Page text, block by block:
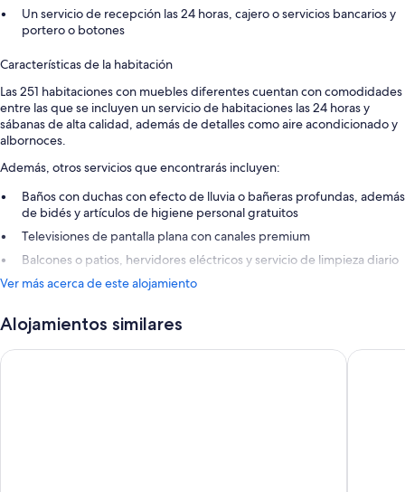
Un servicio de recepción las 24 horas, cajero o servicios bancarios y
portero o botones
Características de la habitación
Las 251 habitaciones con muebles diferentes cuentan con comodidades
entre las que se incluyen un servicio de habitaciones las 24 horas y
sábanas de alta calidad, además de detalles como aire acondicionado y
albornoces.
Además, otros servicios que encontrarás incluyen:
Baños con duchas con efecto de lluvia o bañeras profundas, además
de bidés y artículos de higiene personal gratuitos
Televisiones de pantalla plana con canales premium
Balcones o patios, hervidores eléctricos y servicio de limpieza diario
Ver más acerca de este alojamiento
Alojamientos similares
Al Kasr Sahl Hasheesh-Ultra All-Inclusive Baron